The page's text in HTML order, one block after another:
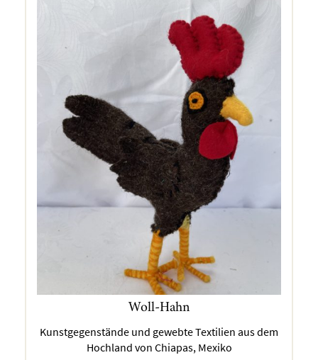
Woll-Hahn
Kunstgegenstände und gewebte Textilien aus dem
Hochland von Chiapas, Mexiko